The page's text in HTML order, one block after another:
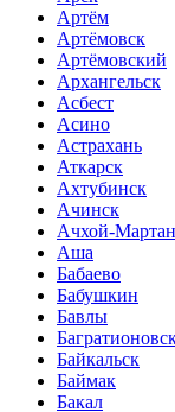
Артём
Артёмовск
Артёмовский
Архангельск
Асбест
Асино
Астрахань
Аткарск
Ахтубинск
Ачинск
Ачхой-Мартан
Аша
Бабаево
Бабушкин
Бавлы
Байкальск
Баймак
Бакал